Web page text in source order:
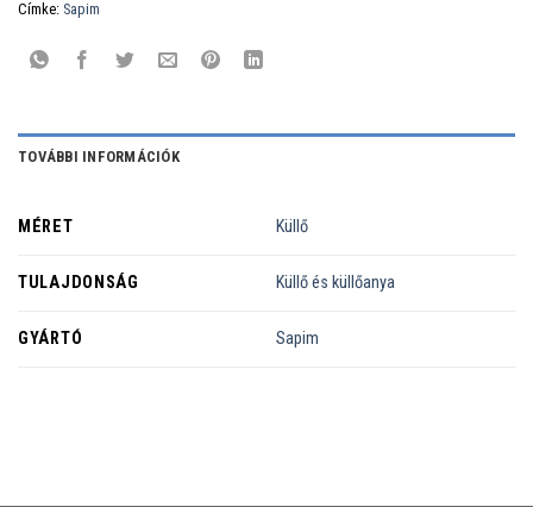
Címke: Sapim
TOVÁBBI INFORMÁCIÓK
MÉRET Küllő
TULAJDONSÁG Küllő és küllőanya
GYÁRTÓ Sapim